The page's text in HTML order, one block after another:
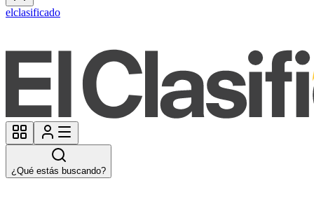
elclasificado
¿Qué estás buscando?